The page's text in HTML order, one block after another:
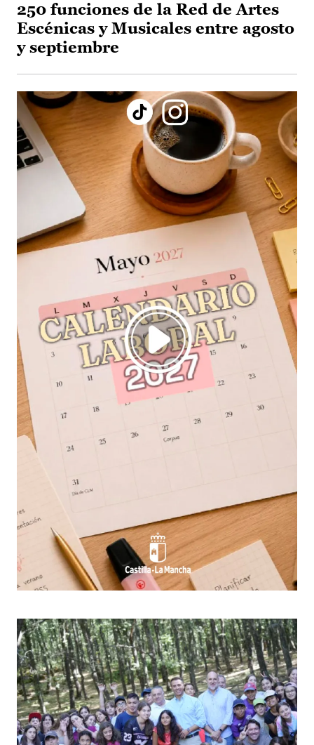
250 funciones de la Red de Artes
Escénicas y Musicales entre agosto
y septiembre